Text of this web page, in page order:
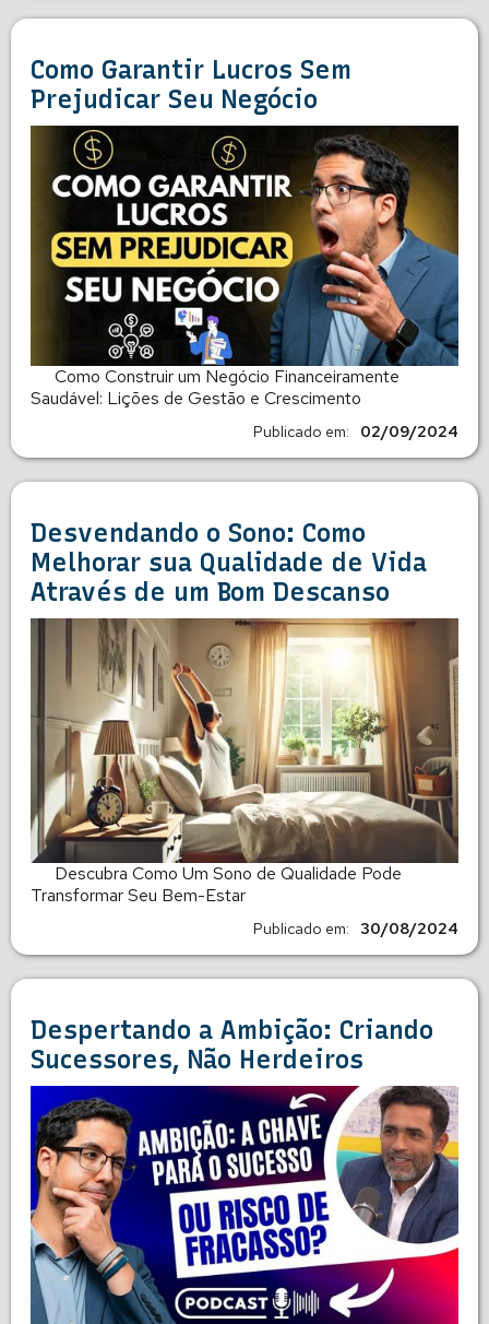
Como Garantir Lucros Sem
Prejudicar Seu Negócio
Como Construir um Negócio Financeiramente
Saudável: Lições de Gestão e Crescimento
Publicado em: 02/09/2024
Desvendando o Sono: Como
Melhorar sua Qualidade de Vida
Através de um Bom Descanso
Descubra Como Um Sono de Qualidade Pode
Transformar Seu Bem-Estar
Publicado em: 30/08/2024
Despertando a Ambição: Criando
Sucessores, Não Herdeiros